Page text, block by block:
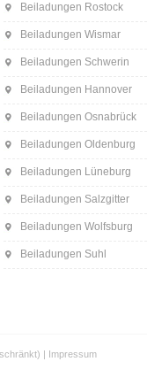
Beiladungen Rostock
Beiladungen Wismar
Beiladungen Schwerin
Beiladungen Hannover
Beiladungen Osnabrück
Beiladungen Oldenburg
Beiladungen Lüneburg
Beiladungen Salzgitter
Beiladungen Wolfsburg
Beiladungen Suhl
| Impressum